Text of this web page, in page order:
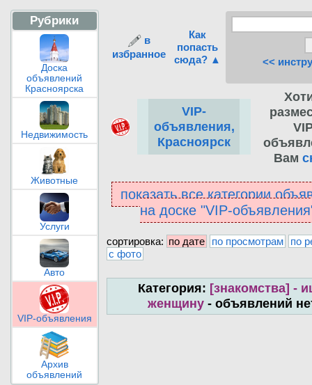
Рубрики
Доска
объявлений
Красноярска
Недвижимость
Животные
Услуги
Авто
VIP-объявления
Архив
объявлений
в
избранное
Как
попасть
сюда? ▲
<<
VIP-
объявления,
Красноярск
Вам
показать все категории
на доске "VIP-
сортировка: по дате по просмотрам
по
с фото
Категория: [знакомства] -
женщину- объявлений